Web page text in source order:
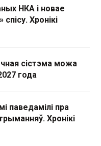
НКА і новае
Хронікі
сістэма можа
года
паведамілі пра
Хронікі